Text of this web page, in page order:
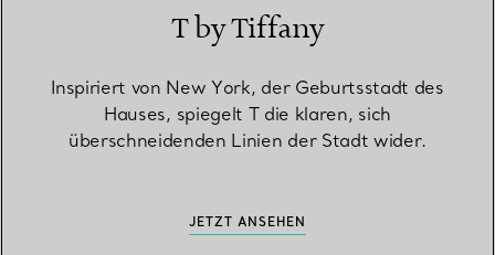
T by Tiffany
Inspiriert von New York, der Geburtsstadt des
Hauses, spiegelt T die klaren, sich
überschneidenden Linien der Stadt wider.
JETZT ANSEHEN